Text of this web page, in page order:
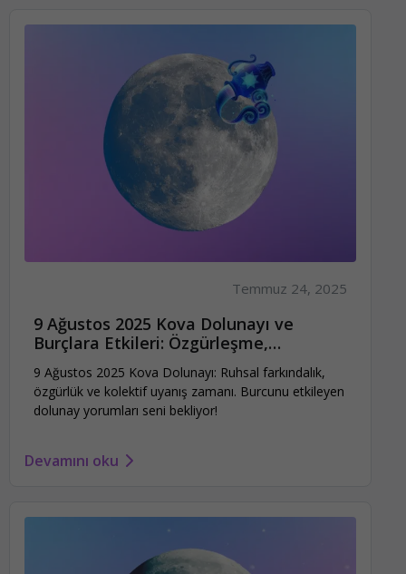
Temmuz 24, 2025
9 Ağustos 2025 Kova Dolunayı ve
Burçlara Etkileri: Özgürleşme,
9 Ağustos 2025 Kova Dolunayı: Ruhsal farkındalık,
özgürlük ve kolektif uyanış zamanı. Burcunu etkileyen
dolunay yorumları seni bekliyor!
Devamını oku